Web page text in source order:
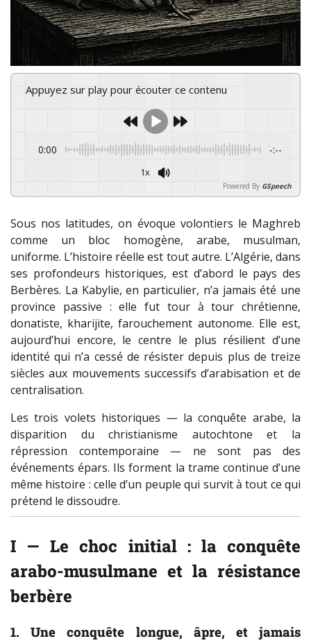
Appuyez sur play pour écouter ce contenu
0:00 -:--
1x
Powered By GSpeech
Sous nos latitudes, on évoque volontiers le Maghreb
comme un bloc homogène, arabe, musulman,
uniforme. L’histoire réelle est tout autre. L’Algérie, dans
ses profondeurs historiques, est d’abord le pays des
Berbères. La Kabylie, en particulier, n’a jamais été une
province passive : elle fut tour à tour chrétienne,
donatiste, kharijite, farouchement autonome. Elle est,
aujourd’hui encore, le centre le plus résilient d’une
identité qui n’a cessé de résister depuis plus de treize
siècles aux mouvements successifs d’arabisation et de
centralisation.
Les trois volets historiques — la conquête arabe, la
disparition du christianisme autochtone et la
répression contemporaine — ne sont pas des
événements épars. Ils forment la trame continue d’une
même histoire : celle d’un peuple qui survit à tout ce qui
prétend le dissoudre.
I — Le choc initial : la conquête
arabo-musulmane et la résistance
berbère
1. Une conquête longue, âpre, et jamais